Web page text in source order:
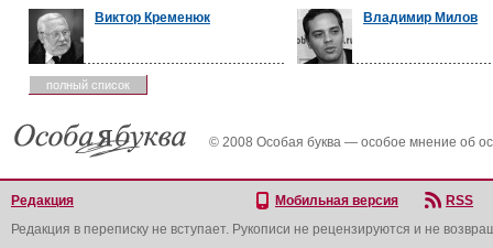
Виктор Кременюк Владимир Милов
полный список
© 2008 Особая буква — особое мнение об
Редакция Мобильная версия
RSS
Редакция в переписку не вступает. Рукописи не рецензируются и не